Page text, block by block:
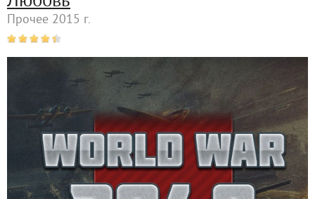
Прочее 2015 г.